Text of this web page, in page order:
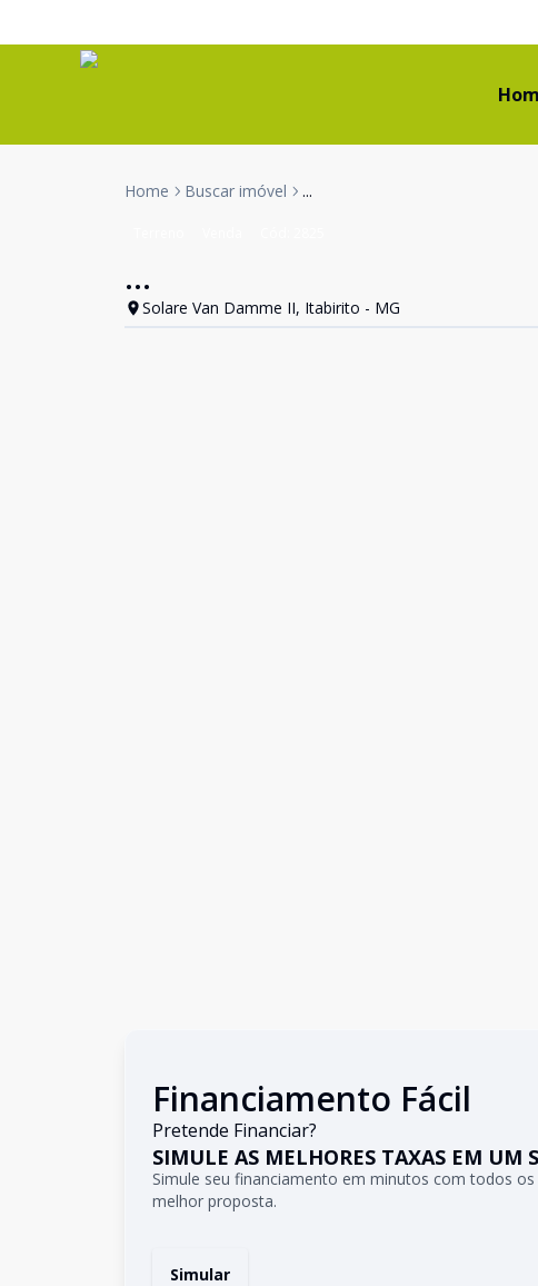
Home Buscar imóvel ...
...
Solare Van Damme II, Itabirito - MG
Financiamento Fácil
Pretende Financiar?
SIMULE AS MELHORES TAXAS EM UM
Simule seu financiamento em minutos com todos
melhor proposta.
Simular